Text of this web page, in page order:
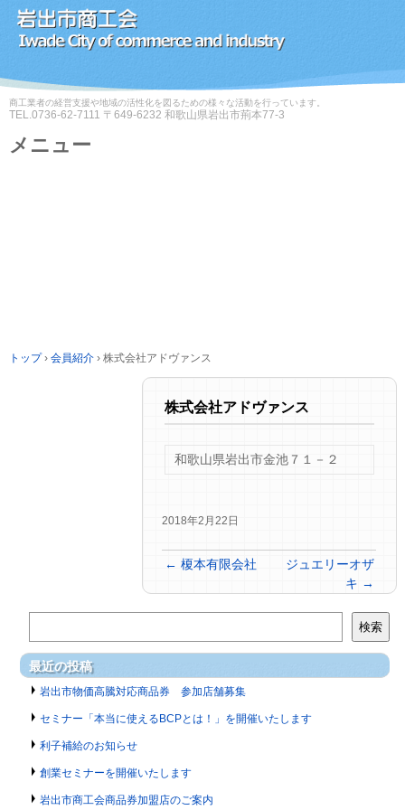
商工業者の経営支援や地域の活性化を図るための様々な活動を行っています。
TEL.0736-62-7111 〒649-6232 和歌山県岩出市荊本77-3
メニュー
トップ › 会員紹介 › 株式会社アドヴァンス
株式会社アドヴァンス
和歌山県岩出市金池７１－２
2018年2月22日
← 榎本有限会社
ジュエリーオザ
キ →
検索
最近の投稿
岩出市物価高騰対応商品券 参加店舗募集
セミナー「本当に使えるBCPとは！」を開催いたします
利子補給のお知らせ
創業セミナーを開催いたします
岩出市商工会商品券加盟店のご案内